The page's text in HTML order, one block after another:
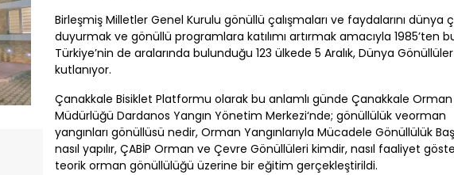
Birleşmiş Milletler Genel Kurulu gönüllü çalışmaları ve faydalarını dünya
duyurmak ve gönüllü programlara katılımı artırmak amacıyla 1985’ten
Türkiye’nin de aralarında bulunduğu 123 ülkede 5 Aralık, Dünya
kutlanıyor.
Çanakkale Bisiklet Platformu olarak bu anlamlı gündeÇanakkale Orman
MüdürlüğüDardanos Yangın Yönetim Merkezi‘nde; gönüllülük veorman
yangınları gönüllüsü nedir, Orman Yangınlarıyla Mücadele Gönüllülük
nasıl yapılır,ÇABİP Orman ve Çevre Gönüllüleri kimdir, nasıl faaliyet
teorik orman gönüllülüğü üzerine bir eğitim gerçekleştirildi.